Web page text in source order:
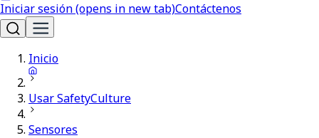
Iniciar sesión(opens in new tab)Contáctenos
Inicio
Usar SafetyCulture
Sensores